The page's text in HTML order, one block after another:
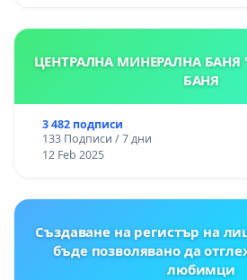
ЦЕНТРАЛНА МИНЕРАЛНА
БАНЯ
3 482 подписи
133 Подписи / 7 дни
12 Feb 2025
Създаване на регистър на
бъде позволявано да
любимци